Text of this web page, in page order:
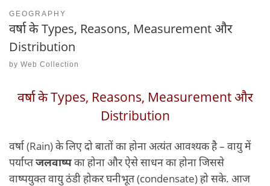
GEOGRAPHY
वर्षा के Types, Reasons, Measurement और
Distribution
by Web Collection
वर्षा के Types, Reasons, Measurement और
Distribution
वर्षा (Rain) के लिए दो बातों का होना अत्यंत आवश्यक है – वायु में
पर्याप्तजलवाष्पका होना और ऐसे साधन का होना जिससे
वाष्पयुक्त वायु ठंडी होकर घनीभूत (condensate) हो सके. आज